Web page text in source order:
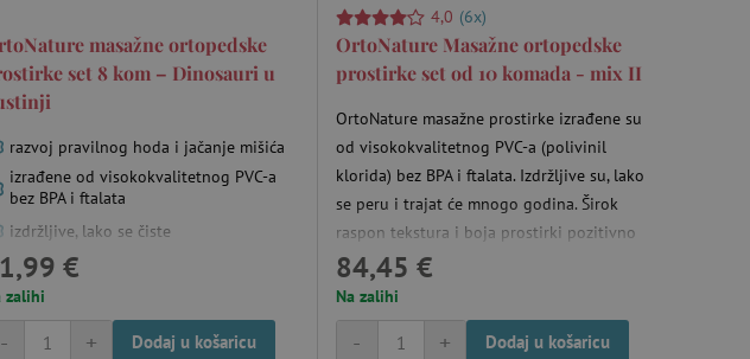
masažne ortopedske
set 8 kom – Dinosauri u
razvoj pravilnog hoda i jačanje mišića
izrađene od visokokvalitetnog PVC-a
bez BPA i ftalata
izdržljive, lako se čiste
€
zalihi
+
- Dodaj u košaricu
4,0 (6x)
OrtoNature Masažne ortopedske
prostirke set od 10 komada - mix II
OrtoNature masažne prostirke izrađene su
od visokokvalitetnog PVC-a (polivinil
klorida) bez BPA i ftalata. Izdržljive su, lako
se peru i trajat će mnogo godina. Širok
raspon tekstura i boja prostirki pozitivno
utječe na maštu. Hodanje po prostirkama
poboljšava cirkulaciju krvi, pomaže u
ispravljanju ravnih stopala, pomaže u
uklanjanju oteklina u nogama i razvija
84,45 €
Na zalihi
+
- Dodaj u košaricu